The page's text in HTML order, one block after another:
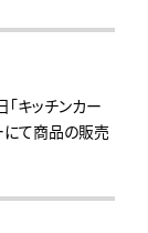
キッチンカー
にて商品の販売